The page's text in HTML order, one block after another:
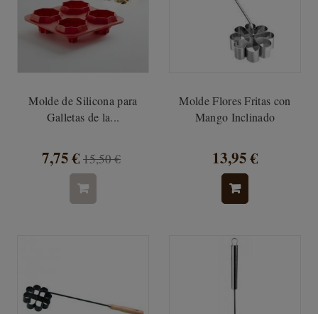
Molde de Silicona para
Galletas de la...
7,75 € 15,50 €
Molde Flores Fritas con
Mango Inclinado
13,95 €